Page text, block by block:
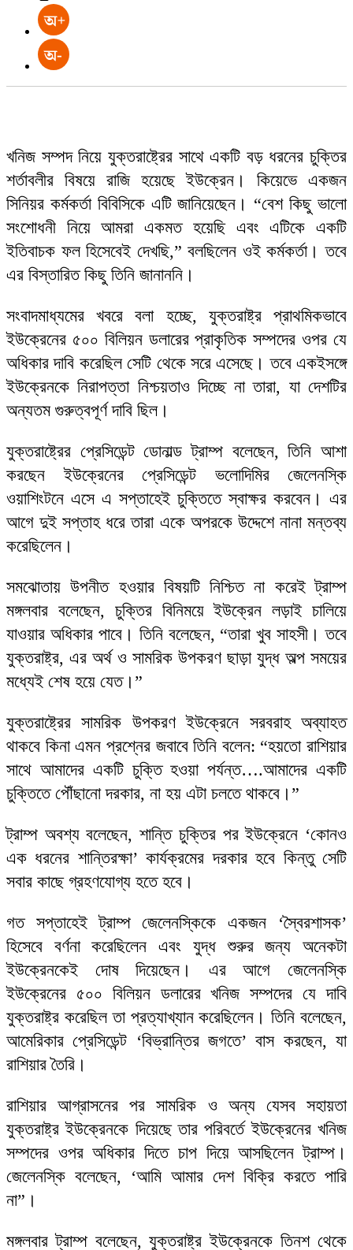
খনিজ সম্পদ নিয়ে যুক্তরাষ্ট্রের সাথে একটি বড় ধরনের চুক্তির
শর্তাবলীর বিষয়ে রাজি হয়েছে ইউক্রেন। কিয়েভে একজন
সিনিয়র কর্মকর্তা বিবিসিকে এটি জানিয়েছেন। “বেশ কিছু ভালো
সংশোধনী নিয়ে আমরা একমত হয়েছি এবং এটিকে একটি
ইতিবাচক ফল হিসেবেই দেখছি,” বলছিলেন ওই কর্মকর্তা। তবে
এর বিস্তারিত কিছু তিনি জানাননি।
সংবাদমাধ্যমের খবরে বলা হচ্ছে, যুক্তরাষ্ট্র প্রাথমিকভাবে
ইউক্রেনের ৫০০ বিলিয়ন ডলারের প্রাকৃতিক সম্পদের ওপর যে
অধিকার দাবি করেছিল সেটি থেকে সরে এসেছে। তবে একইসঙ্গে
ইউক্রেনকে নিরাপত্তা নিশ্চয়তাও দিচ্ছে না তারা, যা দেশটির
অন্যতম গুরুত্বপূর্ণ দাবি ছিল।
যুক্তরাষ্ট্রের প্রেসিডেন্ট ডোনাল্ড ট্রাম্প বলেছেন, তিনি আশা
করছেন ইউক্রেনের প্রেসিডেন্ট ভলোদিমির জেলেনস্কি
ওয়াশিংটনে এসে এ সপ্তাহেই চুক্তিতে স্বাক্ষর করবেন। এর
আগে দুই সপ্তাহ ধরে তারা একে অপরকে উদ্দেশে নানা মন্তব্য
করেছিলেন।
সমঝোতায় উপনীত হওয়ার বিষয়টি নিশ্চিত না করেই ট্রাম্প
মঙ্গলবার বলেছেন, চুক্তির বিনিময়ে ইউক্রেন লড়াই চালিয়ে
যাওয়ার অধিকার পাবে। তিনি বলেছেন, “তারা খুব সাহসী। তবে
যুক্তরাষ্ট্র, এর অর্থ ও সামরিক উপকরণ ছাড়া যুদ্ধ অল্প সময়ের
মধ্যেই শেষ হয়ে যেত।”
যুক্তরাষ্ট্রের সামরিক উপকরণ ইউক্রেনে সরবরাহ অব্যাহত
থাকবে কিনা এমন প্রশ্নের জবাবে তিনি বলেন: “হয়তো রাশিয়ার
সাথে আমাদের একটি চুক্তি হওয়া পর্যন্ত….আমাদের একটি
চুক্তিতে পৌঁছানো দরকার, না হয় এটা চলতে থাকবে।”
ট্রাম্প অবশ্য বলেছেন, শান্তি চুক্তির পর ইউক্রেনে ‘কোনও
এক ধরনের শান্তিরক্ষা’ কার্যক্রমের দরকার হবে কিন্তু সেটি
সবার কাছে গ্রহণযোগ্য হতে হবে।
গত সপ্তাহেই ট্রাম্প জেলেনস্কিকে একজন ‘স্বৈরশাসক’
হিসেবে বর্ণনা করেছিলেন এবং যুদ্ধ শুরুর জন্য অনেকটা
ইউক্রেনকেই দোষ দিয়েছেন। এর আগে জেলেনস্কি
ইউক্রেনের ৫০০ বিলিয়ন ডলারের খনিজ সম্পদের যে দাবি
যুক্তরাষ্ট্র করেছিল তা প্রত্যাখ্যান করেছিলেন। তিনি বলেছেন,
আমেরিকার প্রেসিডেন্ট ‘বিভ্রান্তির জগতে’ বাস করছেন, যা
রাশিয়ার তৈরি।
রাশিয়ার আগ্রাসনের পর সামরিক ও অন্য যেসব সহায়তা
যুক্তরাষ্ট্র ইউক্রেনকে দিয়েছে তার পরিবর্তে ইউক্রেনের খনিজ
সম্পদের ওপর অধিকার দিতে চাপ দিয়ে আসছিলেন ট্রাম্প।
জেলেনস্কি বলেছেন, ‘আমি আমার দেশ বিক্রি করতে পারি
না”।
মঙ্গলবার ট্রাম্প বলেছেন, যুক্তরাষ্ট্র ইউক্রেনকে তিনশ থেকে